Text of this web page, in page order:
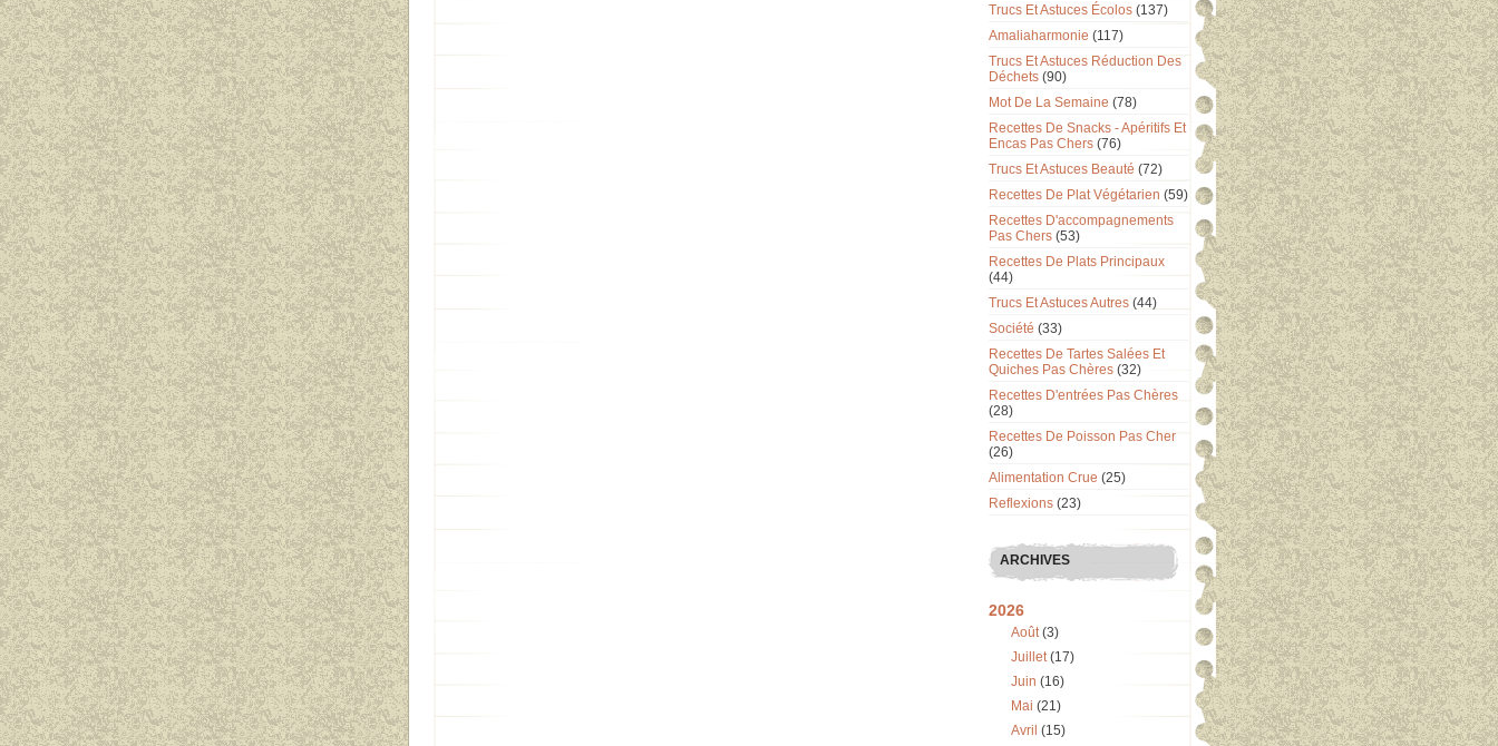
Trucs Et Astuces Écolos (137)
Amaliaharmonie (117)
Trucs Et Astuces Réduction Des
Déchets (90)
Mot De La Semaine (78)
Recettes De Snacks - Apéritifs Et
Encas Pas Chers (76)
Trucs Et Astuces Beauté (72)
Recettes De Plat Végétarien (59)
Recettes D'accompagnements
Pas Chers (53)
Recettes De Plats Principaux
(44)
Trucs Et Astuces Autres (44)
Société (33)
Recettes De Tartes Salées Et
Quiches Pas Chères (32)
Recettes D'entrées Pas Chères
(28)
Recettes De Poisson Pas Cher
(26)
Alimentation Crue (25)
Reflexions (23)
ARCHIVES
2026
Août(3)
Juillet(17)
Juin (16)
Mai (21)
Avril (15)